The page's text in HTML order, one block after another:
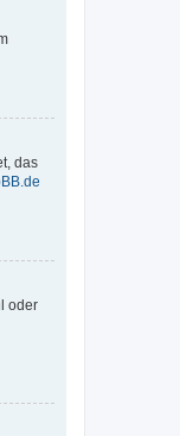
das
oder